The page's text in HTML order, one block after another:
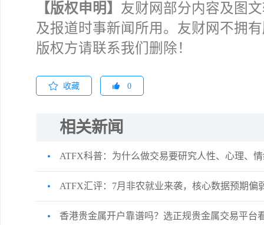
【版权申明】 友财网部分内容及图
及报道时事新闻所用。友财网不拥
版权方请联系我们删除！
收藏 0
相关新闻
ATFX科普：为什么做交易要研究人性、心理、
ATFX汇评：7月非农就业来袭，核心数据预期偏
香港贵金属开户靠谱吗？选正规贵金属交易平台